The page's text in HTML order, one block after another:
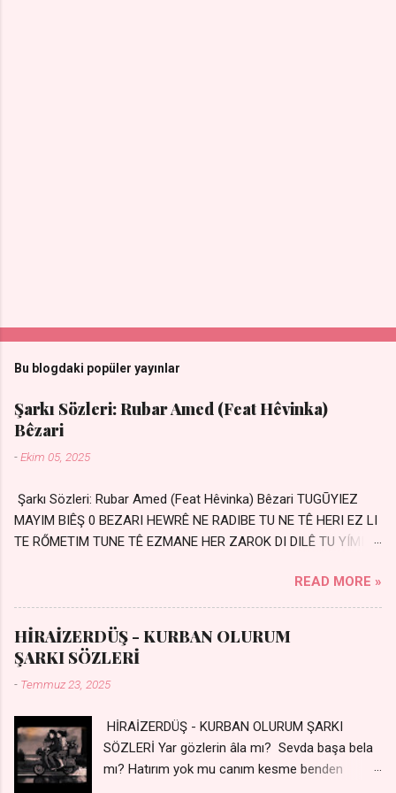
Bu blogdaki popüler yayınlar
Şarkı Sözleri: Rubar Amed (Feat Hêvinka)
Bêzari
-Ekim 05, 2025
Şarkı Sözleri: Rubar Amed (Feat Hêvinka) Bêzari TUGŪYIEZ
MAYIM BIÊŞ 0 BEZARI HEWRÊ NE RADIBE TU NE TÊ HERI EZ LI
TE RŐMETIM TUNE TÊ EZMANE HER ZAROK DI DILÊ TU YÍMIN
Silinmis yarıda. Hasretin yel gibi Eser yar içimden Bir kıza sevdalı
Yaralı adamım. Sensizlik bir hançer Geceler susmuyor Yaralı
kalbimde Bir sızı durmuyor Tu yi bihare min Ez ji payizim Li
dile şevên min Teng e nefes im Adını sayıklar Uykusuz
geceler Sensiz her sabahım Sessiz ve kederli
READ MORE »
HİRAİZERDÜŞ - KURBAN OLURUM
ŞARKI SÖZLERİ
- Temmuz 23, 2025
HİRAİZERDÜŞ - KURBAN OLURUM ŞARKI
SÖZLERİ Yar gözlerin âla mı? Sevda başa bela
mı? Hatırım yok mu canım kesme benden